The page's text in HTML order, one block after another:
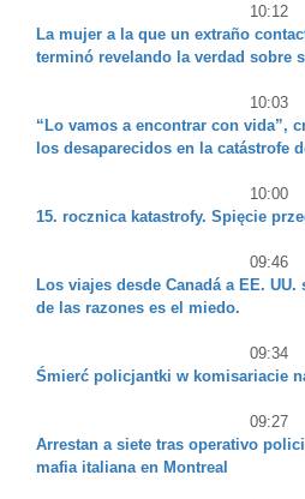
10:12
La mujer a la que un extraño
terminó revelando la verdad sobre
10:03
“Lo vamos a encontrar con vida”,
los desaparecidos en la catástrofe
10:00
15. rocznica katastrofy. Spięcie
09:46
Los viajes desde Canadá a EE.
de las razones es el miedo.
09:34
Śmierć policjantki w komisariacie
09:27
Arrestan a siete tras operativo
mafia italiana en Montreal